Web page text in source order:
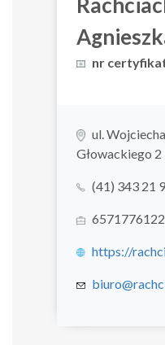
nr
ul.
Głowackiego
(41) 343 21
6571776122
https://